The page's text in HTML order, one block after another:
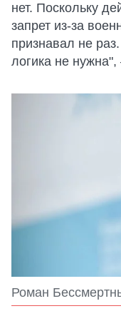
нет. Поскольку
запрет из-за
признавал не
логика не
Роман